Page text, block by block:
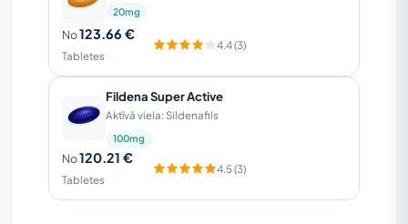
20mg
No123.66 €
Tabletes
4.4 (3)
Fildena Super Active
Aktīvā viela: Sildenafils
100mg
No120.21 €
Tabletes
4.5 (3)